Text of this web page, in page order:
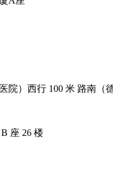
院）西行 100 米 路南（
座 26 楼